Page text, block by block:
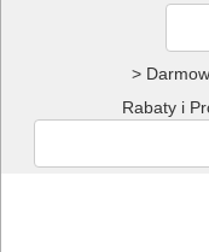
>
Rabaty i